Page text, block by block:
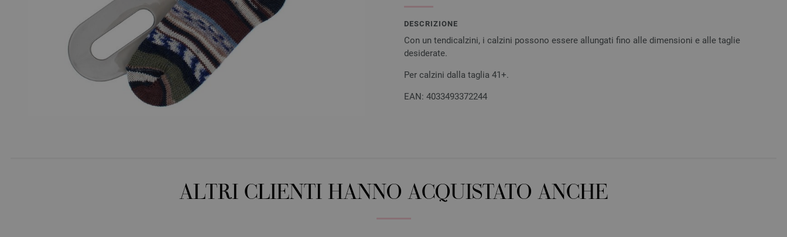
DESCRIZIONE
Con un tendicalzini, i calzini possono essere allungati fino alle dimensioni e alle taglie
desiderate.
Per calzini dalla taglia 41+.
EAN: 4033493372244
ALTRI CLIENTI HANNO ACQUISTATO ANCHE